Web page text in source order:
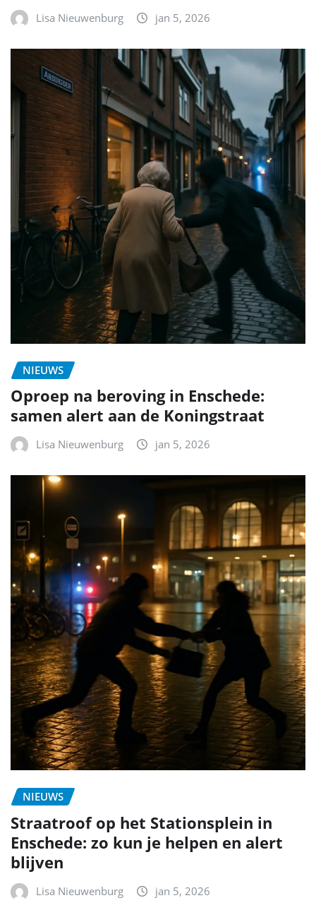
Lisa Nieuwenburg jan 5, 2026
NIEUWS
Oproep na beroving in Enschede:
samen alert aan de Koningstraat
Lisa Nieuwenburg jan 5, 2026
NIEUWS
Straatroof op het Stationsplein in
Enschede: zo kun je helpen en alert
blijven
Lisa Nieuwenburg jan 5, 2026